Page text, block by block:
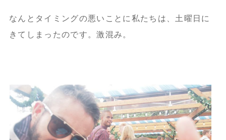
なんとタイミングの悪いことに私たちは、土曜日に
きてしまったのです。激混み。